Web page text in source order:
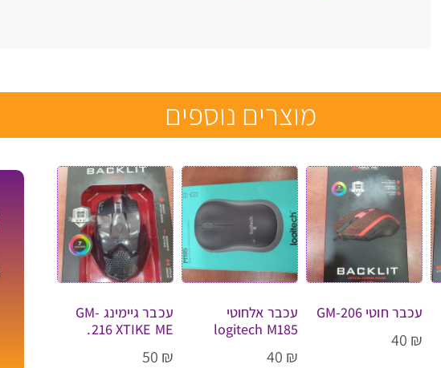
מוצרים נוספים
עכבר חוטי GM-206
40 ₪
עכבר אלחוטי
logitech M185
40 ₪
עכבר גיימינג GM-
216 XTIKE ME.
50 ₪